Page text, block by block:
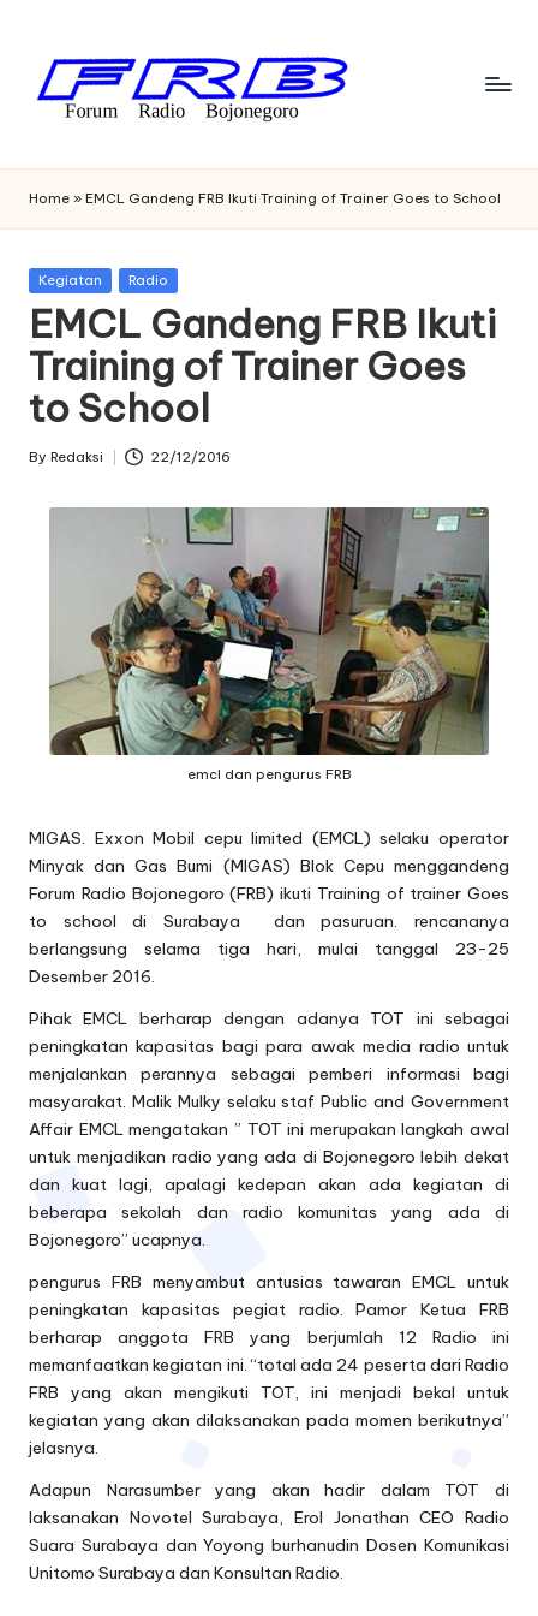
content
F
o
r
u
m
R
a
di
o
e
g
r
o
Bojonegoro
Home » EMCL Gandeng FRB Ikuti Training of Trainer Goes to School
Posted
Kegiatan Radio
EMCL Gandeng FRB Ikuti
Training of Trainer Goes
to School
Posted
By Redaksi 22/12/2016
emcl dan pengurus FRB
MIGAS. Exxon Mobil cepu limited (EMCL) selaku operator
Minyak dan Gas Bumi (MIGAS) Blok Cepu menggandeng
Forum Radio Bojonegoro (FRB) ikuti Training of trainer Goes
to school di Surabaya dan pasuruan. rencananya
berlangsung selama tiga hari, mulai tanggal 23-25
Desember 2016.
Pihak EMCL berharap dengan adanya TOT ini sebagai
peningkatan kapasitas bagi para awak media radio untuk
menjalankan perannya sebagai pemberi informasi bagi
masyarakat. Malik Mulky selaku staf Public and Government
Affair EMCL mengatakan ” TOT ini merupakan langkah awal
untuk menjadikan radio yang ada di Bojonegoro lebih dekat
dan kuat lagi, apalagi kedepan akan ada kegiatan di
beberapa sekolah dan radio komunitas yang ada di
Bojonegoro” ucapnya.
pengurus FRB menyambut antusias tawaran EMCL untuk
peningkatan kapasitas pegiat radio. Pamor Ketua FRB
berharap anggota FRB yang berjumlah 12 Radio ini
memanfaatkan kegiatan ini. “total ada 24 peserta dari Radio
FRB yang akan mengikuti TOT, ini menjadi bekal untuk
kegiatan yang akan dilaksanakan pada momen berikutnya”
jelasnya.
Adapun Narasumber yang akan hadir dalam TOT di
laksanakan Novotel Surabaya, Erol Jonathan CEO Radio
Suara Surabaya dan Yoyong burhanudin Dosen Komunikasi
Unitomo Surabaya dan Konsultan Radio.